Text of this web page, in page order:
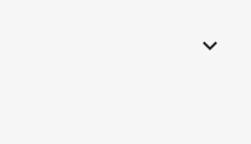
keyboard_arrow_down